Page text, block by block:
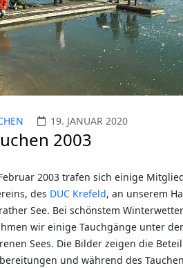
19. JANUAR 2020
2003
2003 trafen sich einige
des DUC Krefeld, an unserem
See. Bei schönstem Winterwetter
wir einige Tauchgänge unter
Sees. Die Bilder zeigen die
und während des